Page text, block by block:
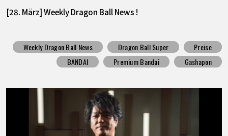
[28. März] Weekly Dragon Ball News !
Weekly Dragon Ball News Dragon Ball Super
Preise
BANDAI
Premium Bandai Gashapon